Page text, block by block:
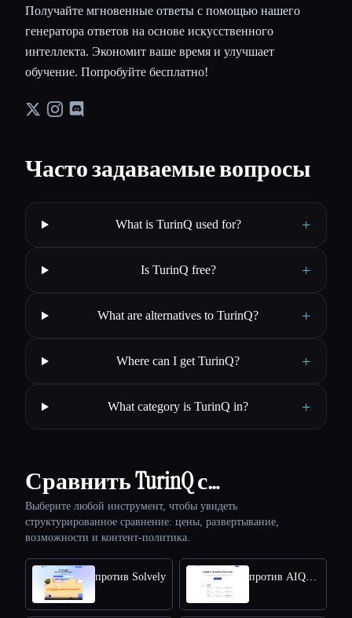
Получайте мгновенные ответы с помощью нашего
генератора ответов на основе искусственного
интеллекта. Экономит ваше время и улучшает
обучение. Попробуйте бесплатно!
Часто задаваемые вопросы
What is TurinQ used for? +
Is TurinQ free? +
What are alternatives to TurinQ? +
Where can I get TurinQ? +
What category is TurinQ in? +
Сравнить TurinQ с…
Выберите любой инструмент, чтобы увидеть
структурированное сравнение: цены, развертывание,
возможности и контент-политика.
против Solvely против AIQuizGen